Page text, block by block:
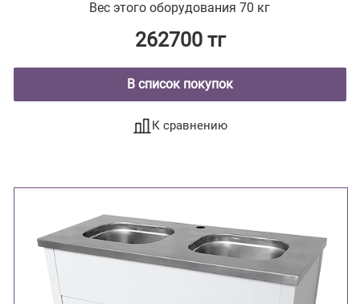
Вес этого оборудования 70 кг
262700 тг
В список покупок
К сравнению